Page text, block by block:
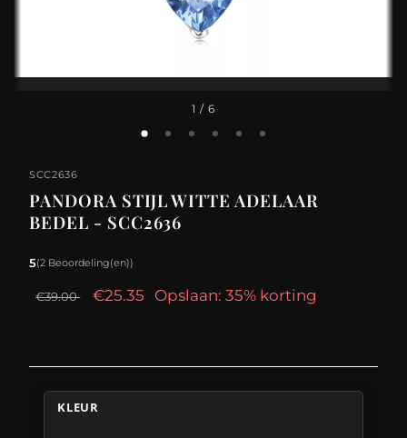
1 / 6
SCC2636
PANDORA STIJL WITTE ADELAAR
BEDEL - SCC2636
5(2 Beoordeling(en))
€39.00 €25.35 Opslaan: 35% korting
KLEUR